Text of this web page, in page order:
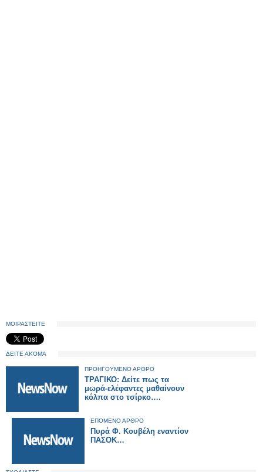
ΜΟΙΡΑΣΤΕΙΤΕ
ΔΕΙΤΕ ΑΚΟΜΑ
ΠΡΟΗΓΟΥΜΕΝΟ ΑΡΘΡΟ
ΤΡΑΓΙΚΟ: Δείτε πως τα
μωρά-ελέφαντες μαθαίνουν
κόλπα στο τσίρκο….
ΕΠΟΜΕΝΟ ΑΡΘΡΟ
Πυρά Φ. Κουβέλη εναντίον
ΠΑΣΟΚ…